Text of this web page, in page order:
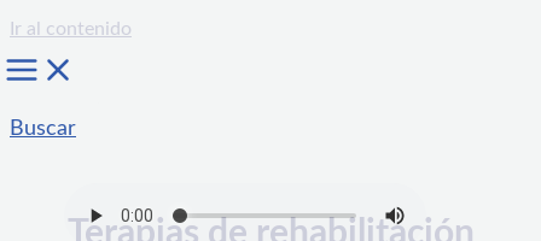
Ir al contenido
Buscar
Terapias de rehabilitación